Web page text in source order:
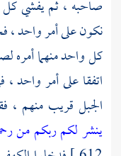
صاحبه ، ثم يفشي كل
نكون على أمر واحد ،
كل واحد منهما أمره
اتفقا على أمر واحد ،
الجبل قريب منهم ،
ينشر لكم ربكم من